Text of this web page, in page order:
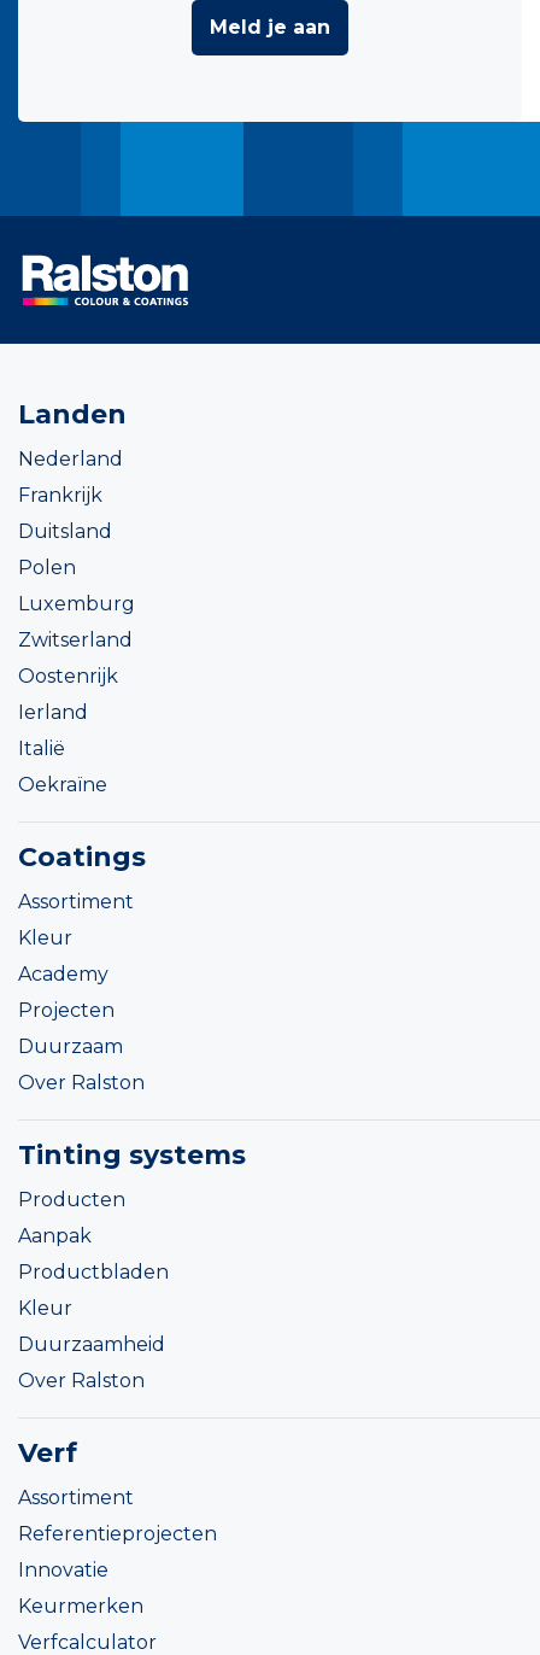
Meld je aan
Landen
Nederland
Frankrijk
Duitsland
Polen
Luxemburg
Zwitserland
Oostenrijk
Ierland
Italië
Oekraïne
Coatings
Assortiment
Kleur
Academy
Projecten
Duurzaam
Over Ralston
Tinting systems
Producten
Aanpak
Productbladen
Kleur
Duurzaamheid
Over Ralston
Verf
Assortiment
Referentieprojecten
Innovatie
Keurmerken
Verfcalculator